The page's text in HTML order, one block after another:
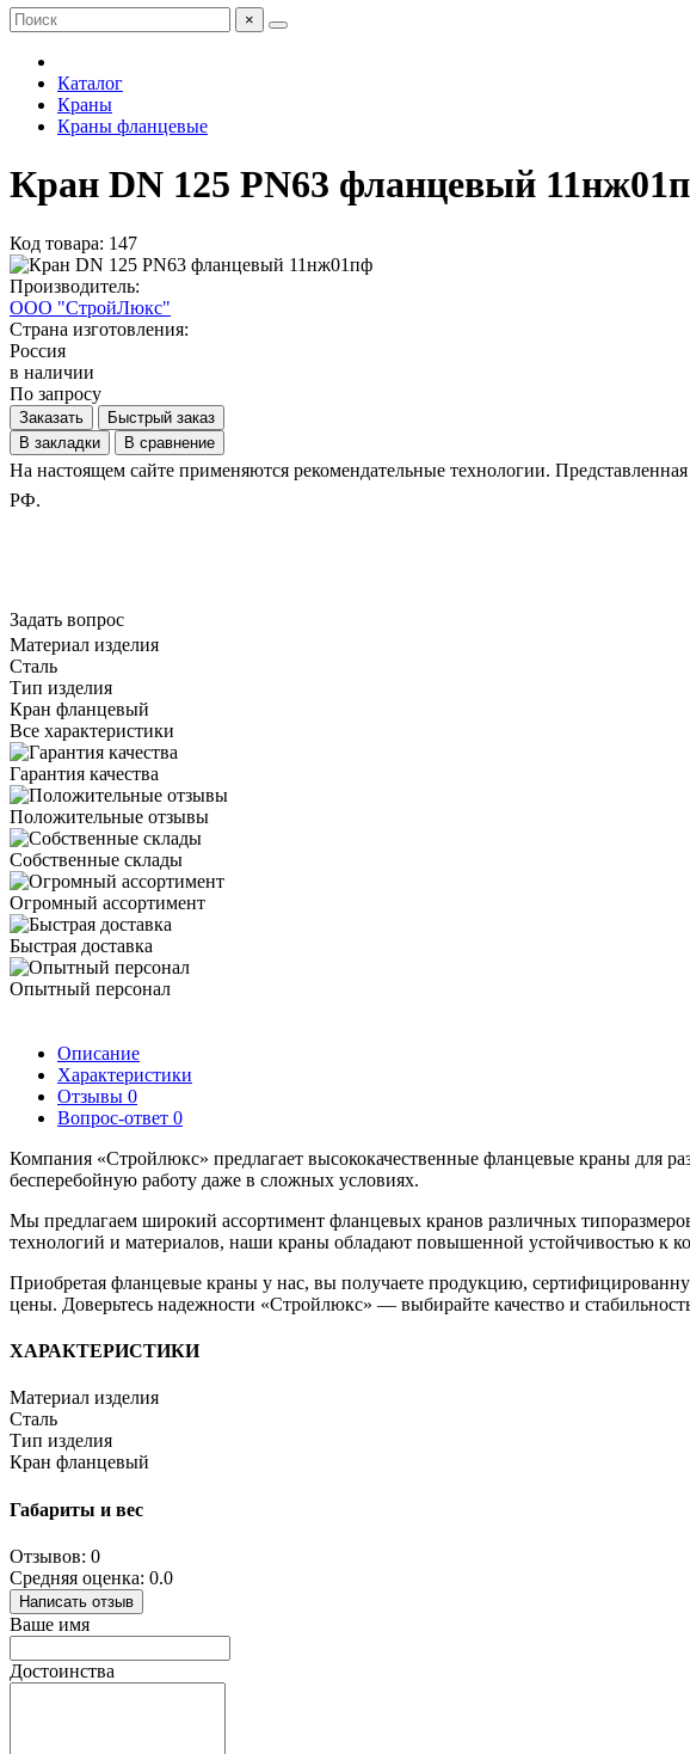
×
Каталог
Краны
Краны фланцевые
Кран DN 125 PN63 фланцевый
Код товара: 147
Производитель:
ООО "СтройЛюкс"
Страна изготовления:
Россия
в наличии
По запросу
Заказать
Быстрый заказ
В закладки
В сравнение
На настоящем сайте применяются рекомендательные технологии.
РФ.
Задать вопрос
Материал изделия
Сталь
Тип изделия
Кран фланцевый
Все характеристики
Гарантия качества
Положительные отзывы
Собственные склады
Огромный ассортимент
Быстрая доставка
Опытный персонал
Описание
Характеристики
Отзывы 0
Вопрос-ответ 0
Компания «Стройлюкс» предлагает высококачественные фланцевые краны для
бесперебойную работу даже в сложных условиях.
Мы предлагаем широкий ассортимент фланцевых кранов различных
технологий и материалов, наши краны обладают повышенной устойчивостью к
Приобретая фланцевые краны у нас, вы получаете продукцию,
цены. Доверьтесь надежности «Стройлюкс» — выбирайте качество и
ХАРАКТЕРИСТИКИ
Материал изделия
Сталь
Тип изделия
Кран фланцевый
Габариты и вес
Отзывов: 0
Средняя оценка: 0.0
Написать отзыв
Ваше имя
Достоинства